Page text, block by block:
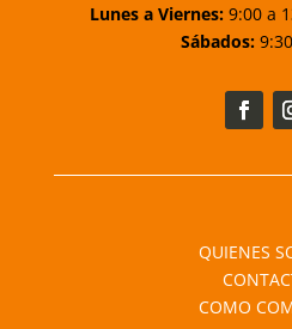
Lunes a Viernes: 9:00 a
Sábados:
QUIENES
COMO